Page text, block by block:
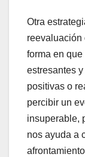
Otra
reevaluación
forma en
estresantes
positivas o
percibir un
insuperable,
nos ayuda a